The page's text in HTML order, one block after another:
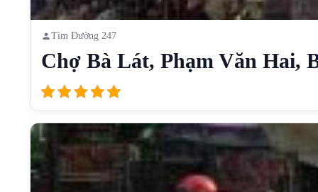
Tìm Đường 247
Chợ Bà Lát, Phạm Văn Hai,